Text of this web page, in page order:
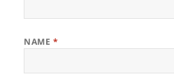
NAME *